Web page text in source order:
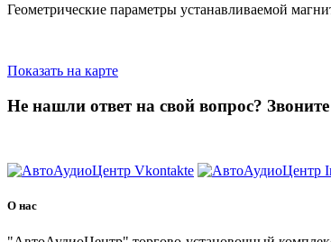
Геометрические параметры устанавливаемой
Показать на карте
Не нашли ответ на свой вопрос?
О нас